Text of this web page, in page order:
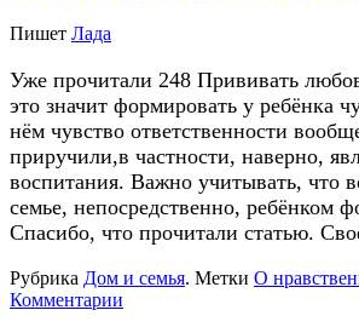
Пишет Лада
Уже прочитали 248 Прививать
это значит формировать у ребёнка
нём чувство ответственности
приручили,в частности, наверно,
воспитания. Важно учитывать, что
семье, непосредственно, ребёнком
Спасибо, что прочитали статью.
Рубрика Дом и семья. Метки О
Комментарии